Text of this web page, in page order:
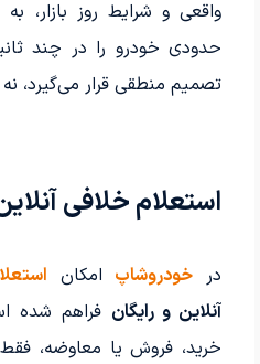
واقعی و شرایط روز بازار،
حدودی خودرو را در چند
تصمیم منطقی قرار می‌گیرد،
استعلام خلافی
در خودروشاپ امکان
آنلاین و رایگان فراهم شده
خرید، فروش یا معاوضه، فقط